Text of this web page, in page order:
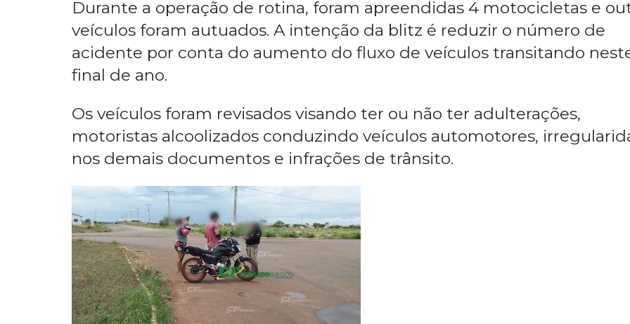
A blitz ocorreu na manhã deste domingo (08), na saída de Luís
Magalhães, sentido à Tocantins.
Durante a operação de rotina, foram apreendidas 4 motocicletas e
acidente por conta do aumento do fluxo de veículos transitando neste
final de ano.
motoristas alcoolizados conduzindo veículos automotores,
nos demais documentos e infrações de trânsito.